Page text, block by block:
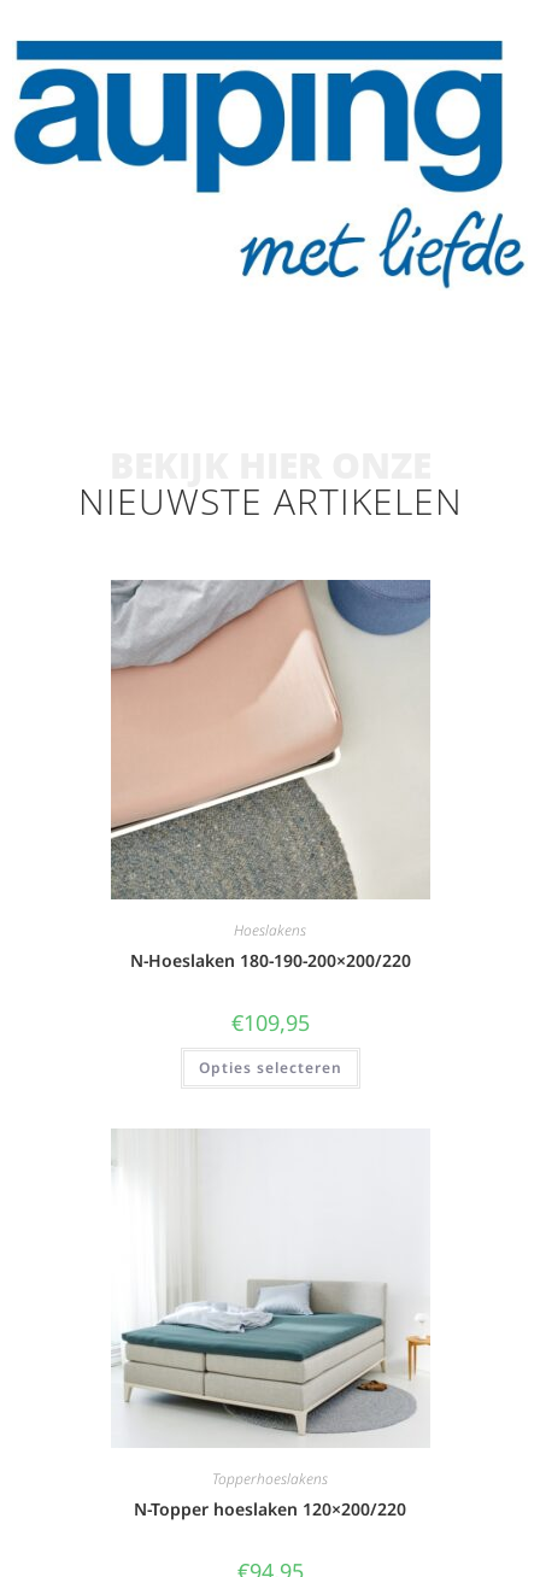
NIEUWSTE ARTIKELEN
Hoeslakens
N-Hoeslaken 180-190-200×200/220
€109,95
Opties selecteren
Topperhoeslakens
N-Topper hoeslaken 120×200/220
€94,95